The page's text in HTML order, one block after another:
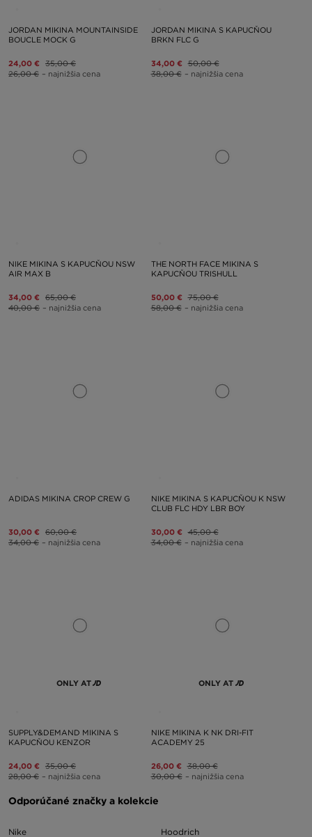
JORDAN MIKINA MOUNTAINSIDE
BOUCLE MOCK G
24,00 € 35,00 €
26,00 € – najnižšia cena
JORDAN MIKINA S KAPUCŇOU
BRKN FLC G
34,00 € 50,00 €
38,00 € – najnižšia cena
NIKE MIKINA S KAPUCŇOU NSW
AIR MAX B
34,00 € 65,00 €
40,00 € – najnižšia cena
THE NORTH FACE MIKINA S
KAPUCŇOU TRISHULL
50,00 € 75,00 €
58,00 € – najnižšia cena
ADIDAS MIKINA CROP CREW G
30,00 € 60,00 €
34,00 € – najnižšia cena
NIKE MIKINA S KAPUCŇOU K NSW
CLUB FLC HDY LBR BOY
30,00 € 45,00 €
34,00 € – najnižšia cena
ONLY AT
SUPPLY&DEMAND MIKINA S
KAPUCŇOU KENZOR
24,00 € 35,00 €
28,00 € – najnižšia cena
ONLY AT
NIKE MIKINA K NK DRI-FIT
ACADEMY 25
26,00 € 38,00 €
30,00 € – najnižšia cena
Odporúčané značky a kolekcie
Nike Hoodrich